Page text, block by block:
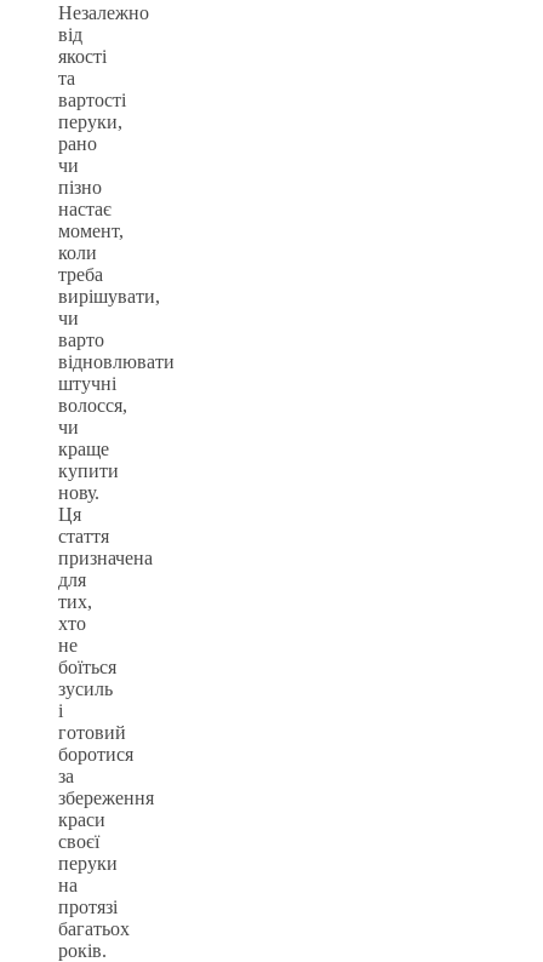
Незалежно
від
якості
та
вартості
перуки,
рано
чи
пізно
настає
момент,
коли
треба
вирішувати,
чи
варто
відновлювати
штучні
волосся,
чи
краще
купити
нову.
Ця
стаття
призначена
для
тих,
хто
не
боїться
зусиль
і
готовий
боротися
за
збереження
краси
своєї
перуки
на
протязі
багатьох
років.